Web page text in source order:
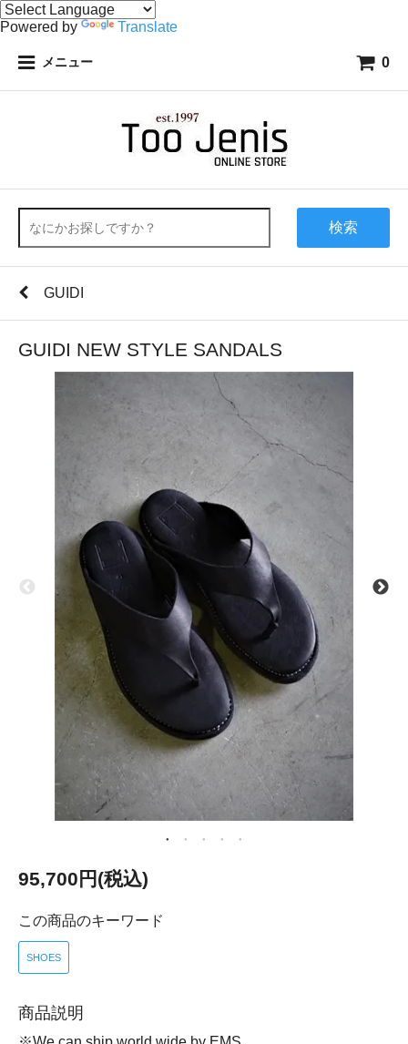
Powered by Translate
メニュー 0
検索
GUIDI
GUIDI NEW STYLE SANDALS
95,700円(税込)
この商品のキーワード
SHOES
商品説明